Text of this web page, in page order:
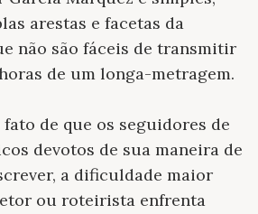
arestas e facetas da
não são fáceis de transmitir
de um longa-metragem.
fato de que os seguidores de
devotos de sua maneira de
a dificuldade maior
ou roteirista enfrenta